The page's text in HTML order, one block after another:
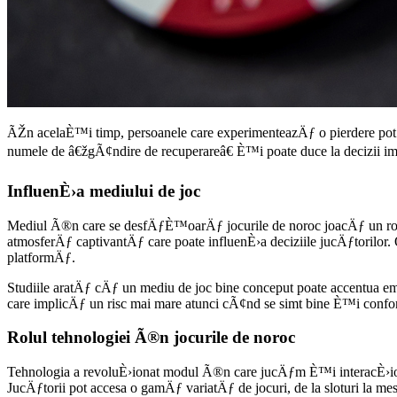
ÃŽn acelaÈ™i timp, persoanele care experimenteazÄƒ o pierdere
numele de â€žgÃ¢ndire de recuperareâ€ È™i poate duce la decizii
InfluenÈ›a mediului de joc
Mediul Ã®n care se desfÄƒÈ™oarÄƒ jocurile de noroc joacÄƒ un
atmosferÄƒ captivantÄƒ care poate influenÈ›a deciziile
platformÄƒ.
Studiile aratÄƒ cÄƒ un mediu de joc bine conceput poate
care implicÄƒ un risc mai mare atunci cÃ¢nd se simt bine È™i
Rolul tehnologiei Ã®n jocurile de noroc
Tehnologia a revoluÈ›ionat modul Ã®n care jucÄƒm È™i
JucÄƒtorii pot accesa o gamÄƒ variatÄƒ de jocuri, de la sloturi la